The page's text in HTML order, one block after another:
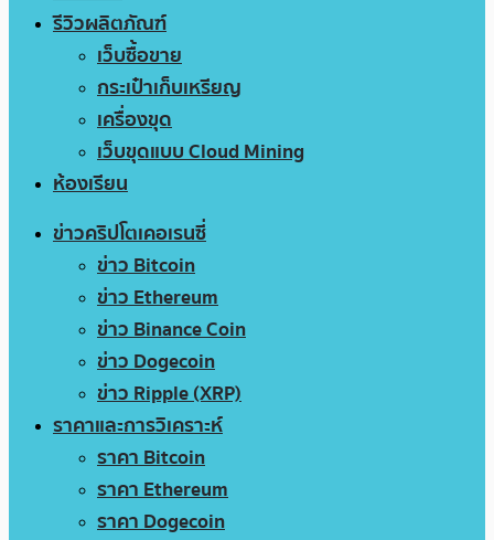
รีวิวผลิตภัณฑ์
เว็บซื้อขาย
กระเป๋าเก็บเหรียญ
เครื่องขุด
เว็บขุดแบบ Cloud Mining
ห้องเรียน
ข่าวคริปโตเคอเรนซี่
ข่าว Bitcoin
ข่าว Ethereum
ข่าว Binance Coin
ข่าว Dogecoin
ข่าว Ripple (XRP)
ราคาและการวิเคราะห์
ราคา Bitcoin
ราคา Ethereum
ราคา Dogecoin